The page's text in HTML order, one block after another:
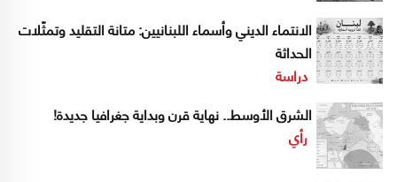
الانتماء الديني وأسماء اللبنانيين: متانة التقليد وتمثّلات
الحداثة
دراسة
الشرق الأوسط.. نهاية قرن وبداية جغرافيا جديدة!
رأي